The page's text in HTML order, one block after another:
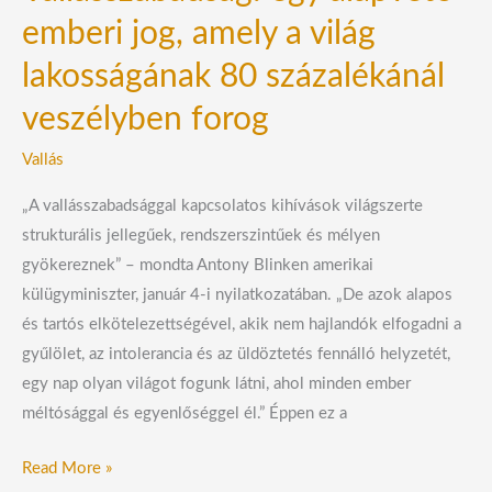
emberi jog, amely a világ
lakosságának 80 százalékánál
veszélyben forog
Vallás
„A vallásszabadsággal kapcsolatos kihívások világszerte
strukturális jellegűek, rendszerszintűek és mélyen
gyökereznek” – mondta Antony Blinken amerikai
külügyminiszter, január 4-i nyilatkozatában. „De azok alapos
és tartós elkötelezettségével, akik nem hajlandók elfogadni a
gyűlölet, az intolerancia és az üldöztetés fennálló helyzetét,
egy nap olyan világot fogunk látni, ahol minden ember
méltósággal és egyenlőséggel él.” Éppen ez a
Read More »